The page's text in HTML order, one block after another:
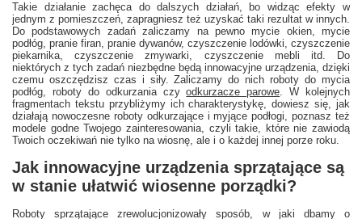
Takie działanie zachęca do dalszych działań, bo widząc efekty w
jednym z pomieszczeń, zapragniesz też uzyskać taki rezultat w innych.
Do podstawowych zadań zaliczamy na pewno mycie okien, mycie
podłóg, pranie firan, pranie dywanów, czyszczenie lodówki, czyszczenie
piekarnika, czyszczenie zmywarki, czyszczenie mebli itd. Do
niektórych z tych zadań niezbędne będą innowacyjne urządzenia, dzięki
czemu oszczędzisz czas i siły. Zaliczamy do nich roboty do mycia
podłóg, roboty do odkurzania czyodkurzacze parowe. W kolejnych
fragmentach tekstu przybliżymy ich charakterystykę, dowiesz się, jak
działają nowoczesne roboty odkurzające i myjące podłogi, poznasz też
modele godne Twojego zainteresowania, czyli takie, które nie zawiodą
Twoich oczekiwań nie tylko na wiosnę, ale i o każdej innej porze roku.
Jak innowacyjne urządzenia sprzątające są
w stanie ułatwić wiosenne porządki?
Roboty sprzątające zrewolucjonizowały sposób, w jaki dbamy o